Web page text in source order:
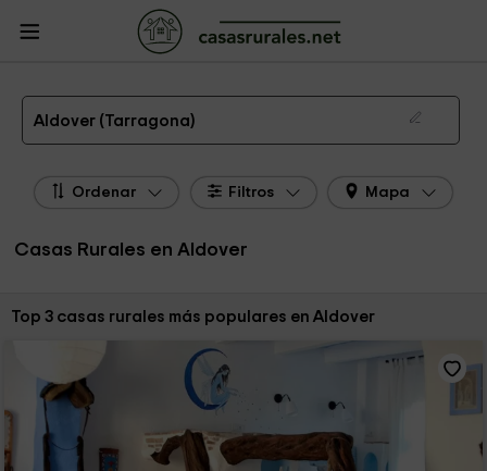
Casas Rurales
Tarragona
Casas Rurales Aldover
Las 3 mejores casas rurales en Aldover de 2026
Aldover (Tarragona)
Ordenar Filtros Mapa
Casas Rurales en Aldover
Ordenar por:
Top 3 casas rurales más populares en Aldover